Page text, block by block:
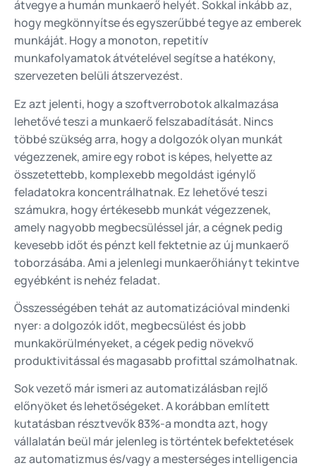
átvegye a humán munkaerő helyét. Sokkal inkább az,
hogy megkönnyítse és egyszerűbbé tegye az emberek
munkáját. Hogy a monoton, repetitív
munkafolyamatok átvételével segítse a hatékony,
szervezeten belüli átszervezést.
Ez azt jelenti, hogy a szoftverrobotok alkalmazása
lehetővé teszi a munkaerő felszabadítását. Nincs
többé szükség arra, hogy a dolgozók olyan munkát
végezzenek, amire egy robot is képes, helyette az
összetettebb, komplexebb megoldást igénylő
feladatokra koncentrálhatnak. Ez lehetővé teszi
számukra, hogy értékesebb munkát végezzenek,
amely nagyobb megbecsüléssel jár, a cégnek pedig
kevesebb időt és pénzt kell fektetnie az új munkaerő
toborzásába. Ami a jelenlegi munkaerőhiányt tekintve
egyébként is nehéz feladat.
Összességében tehát az automatizációval mindenki
nyer: a dolgozók időt, megbecsülést és jobb
munkakörülményeket, a cégek pedig növekvő
produktivitással és magasabb profittal számolhatnak.
Sok vezető már ismeri az automatizálásban rejlő
előnyöket és lehetőségeket. A korábban említett
kutatásban résztvevők 83%-a mondta azt, hogy
vállalatán beül már jelenleg is történtek befektetések
az automatizmus és/vagy a mesterséges intelligencia